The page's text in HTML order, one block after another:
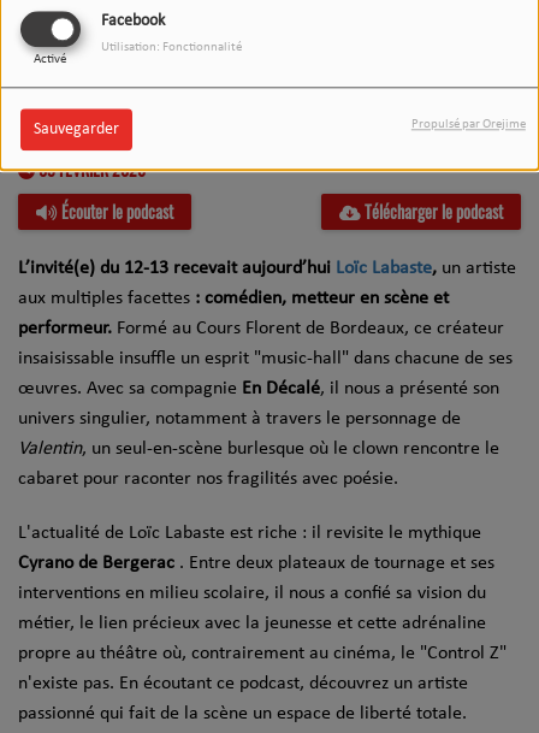
Facebook
Activé
Utilisation: Fonctionnalité
Sauvegarder Propulsé par Orejime
09 FÉVRIER 2026
Écouter le podcast
Télécharger le podcast
L’invité(e) du 12-13 recevait aujourd’hui Loïc Labaste, un artiste
aux multiples facettes : comédien, metteur en scène et
performeur. Formé au Cours Florent de Bordeaux, ce créateur
insaisissable insuffle un esprit "music-hall" dans chacune de ses
œuvres. Avec sa compagnie En Décalé, il nous a présenté son
univers singulier, notamment à travers le personnage de
Valentin, un seul-en-scène burlesque où le clown rencontre le
cabaret pour raconter nos fragilités avec poésie.
L'actualité de Loïc Labaste est riche : il revisite le mythique
Cyrano de Bergerac . Entre deux plateaux de tournage et ses
interventions en milieu scolaire, il nous a confié sa vision du
métier, le lien précieux avec la jeunesse et cette adrénaline
propre au théâtre où, contrairement au cinéma, le "Control Z"
n'existe pas. En écoutant ce podcast, découvrez un artiste
passionné qui fait de la scène un espace de liberté totale.